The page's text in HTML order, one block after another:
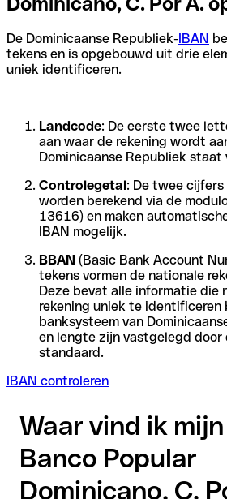
De Dominicaanse Republiek-IBAN
tekens en is opgebouwd uit drie
uniek identificeren.
Landcode: De eerste twee
aan waar de rekening wordt
Dominicaanse Republiek staat
Controlegetal: De twee
worden berekend via de
13616) en maken
IBAN mogelijk.
BBAN (Basic Bank Account
tekens vormen de nationale
Deze bevat alle informatie die
rekening uniek te identificeren
banksysteem van
en lengte zijn vastgelegd door
standaard.
IBAN controleren
Waar vind ik
Banco Popular
Dominicano, C.